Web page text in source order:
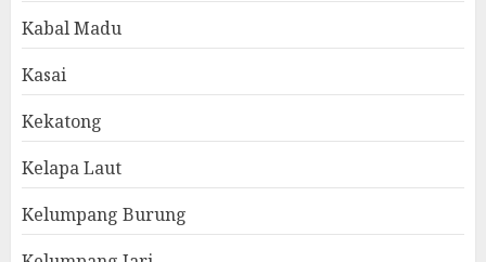
Kabal Madu
Kasai
Kekatong
Kelapa Laut
Kelumpang Burung